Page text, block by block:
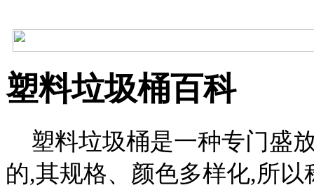
塑料垃圾桶百科
塑料垃圾桶是一种专门盛
的,其规格、颜色多样化,所以